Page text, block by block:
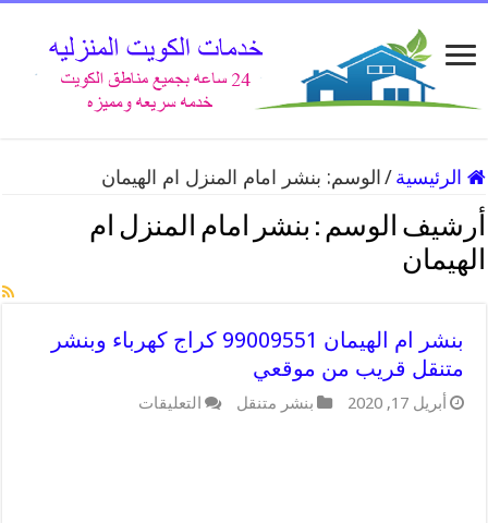
الرئيسية / الوسم: بنشر امام المنزل ام الهيمان
أرشيف الوسم : بنشر امام المنزل ام
الهيمان
بنشر ام الهيمان 99009551 كراج كهرباء وبنشر
متنقل قريب من موقعي
أبريل 17, 2020 بنشر متنقل التعليقات